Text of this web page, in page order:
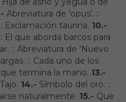
Abreviatura de 'opus'. ::
:: Exclamación taurina. 10.-
:: El que aborda barcos para
:: Abreviatura de 'Nuevo
:: Cada uno de los
termina la mano. 13.-
14.- Símbolo del oro. ::
naturalmente. 15.- Que